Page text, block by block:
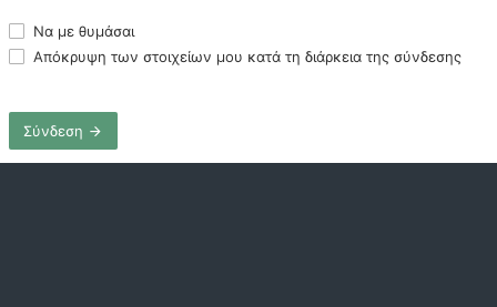
Να με θυμάσαι
Απόκρυψη των στοιχείων μου κατά τη διάρκεια της σύνδεσης
Σύνδεση